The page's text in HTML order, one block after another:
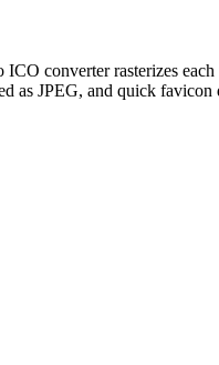
converter rasterizes
as JPEG, and quick